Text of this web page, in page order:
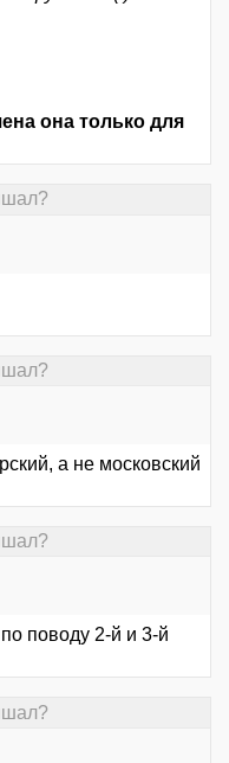
она только для
а не московский
поводу 2-й и 3-й